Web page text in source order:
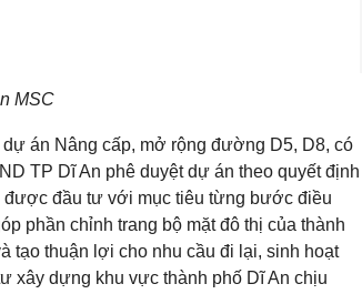
MSC
án Nâng cấp, mở rộng đường D5, D8, có
TP Dĩ An phê duyệt dự án theo quyết định
đầu tư với mục tiêu từng bước điều
phần chỉnh trang bộ mặt đô thị của thành
tạo thuận lợi cho nhu cầu đi lại, sinh hoạt
xây dựng khu vực thành phố Dĩ An chịu